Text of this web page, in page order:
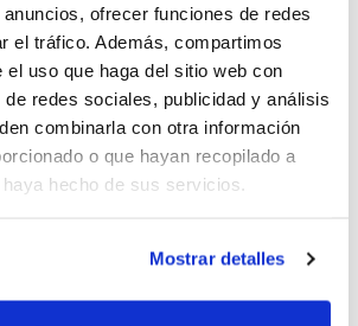
ofrecer funciones de redes
el tráfico. Además, compartimos
el uso que haga del sitio web con
redes sociales, publicidad y análisis
combinarla con otra información
o que hayan recopilado a
hecho de sus servicios.
Mostrar detalles
Del 29 de junio al 3 de julio
Calasancio
El Pilar
la tecnología, el análisis